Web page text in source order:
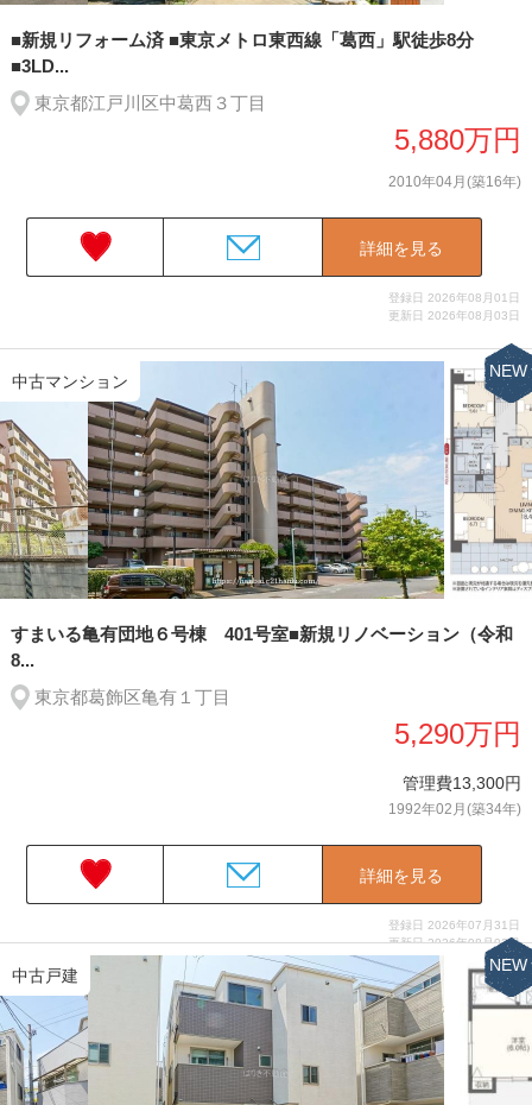
■新規リフォーム済 ■東京メトロ東西線「葛西」駅徒歩8分
■3LD...
東京都江戸川区中葛西３丁目
5,880万円
2010年04月(築16年)
詳細を見る
登録日 2026年08月01日
更新日 2026年08月03日
中古マンション
NEW
すまいる亀有団地６号棟 401号室■新規リノベーション（令和
8...
東京都葛飾区亀有１丁目
5,290万円
管理費13,300円
1992年02月(築34年)
詳細を見る
登録日 2026年07月31日
更新日 2026年08月03日
中古戸建
NEW